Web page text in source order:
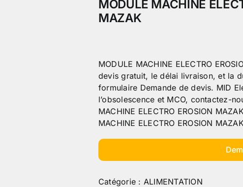
MODULE MACHINE
MAZAK
MODULE MACHINE ELECTRO
devis gratuit, le délai livraison, et la
formulaire Demande de devis. MID
l’obsolescence et MCO, contactez-
MACHINE ELECTRO EROSION
MACHINE ELECTRO EROSION
Catégorie : ALIMENTATION